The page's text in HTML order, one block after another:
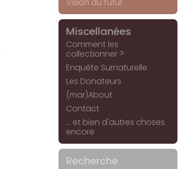
Vision du futur
Miscellanées
Comment les
collectionner ?
Enquête Surnaturelle
Les Donateurs
(mar)About
Contact
... et bien d'autres choses
encore
Recherche